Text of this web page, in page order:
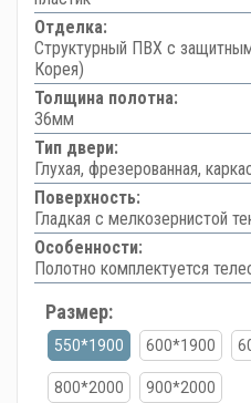
Отделка:
Структурный ПВХ с
Корея)
Толщина полотна:
36мм
Тип двери:
Глухая, фрезерованная,
Поверхность:
Гладкая с мелкозернистой
Особенности:
Полотно комплектуется
Размер:
550*1900 600*1900
800*2000 900*2000